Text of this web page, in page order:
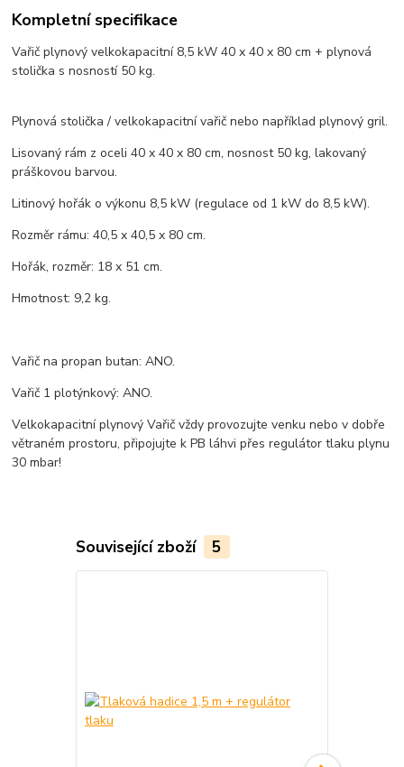
Kompletní specifikace
Vařič plynový velkokapacitní 8,5 kW 40 x 40 x 80 cm + plynová
stolička s nosností 50 kg.
Plynová stolička / velkokapacitní vařič nebo například plynový gril.
Lisovaný rám z oceli 40 x 40 x 80 cm, nosnost 50 kg, lakovaný
práškovou barvou.
Litinový hořák o výkonu 8,5 kW (regulace od 1 kW do 8,5 kW).
Rozměr rámu: 40,5 x 40,5 x 80 cm.
Hořák, rozměr: 18 x 51 cm.
Hmotnost: 9,2 kg.
Vařič na propan butan: ANO.
Vařič 1 plotýnkový: ANO.
Velkokapacitní plynový Vařič vždy provozujte venku nebo v dobře
větraném prostoru, připojujte k PB láhvi přes regulátor tlaku plynu
30 mbar!
Související zboží 5